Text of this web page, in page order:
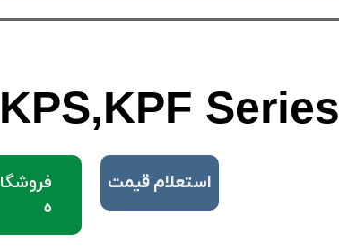
KPS,KPF Series
فروشگا
ه
​استعلام قیمت